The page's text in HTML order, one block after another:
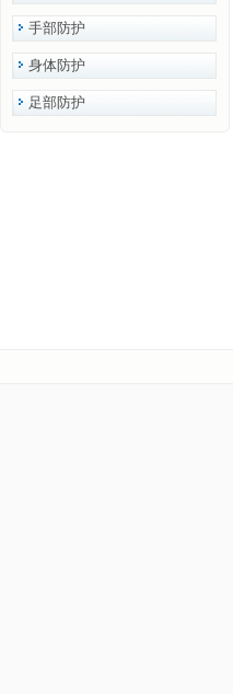
手部防护
身体防护
足部防护